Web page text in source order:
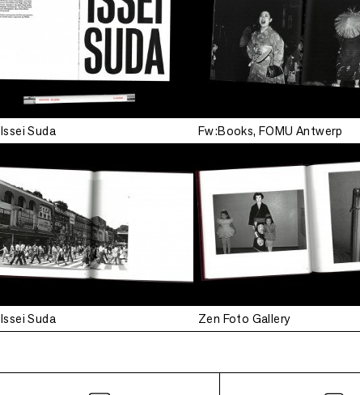
Issei Suda Fw:Books, FOMU Antwerp
Issei Suda Zen Foto Gallery